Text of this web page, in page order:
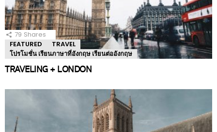
79 Shares
FEATURED
TRAVEL
โปรโมชั่น เรียนภาษาที่อังกฤษ เรียนต่ออังกฤษ
TRAVELING + LONDON